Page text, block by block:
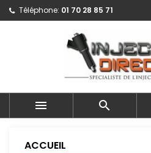
Téléphone: 01 70 28 85 71
 
ACCUEIL